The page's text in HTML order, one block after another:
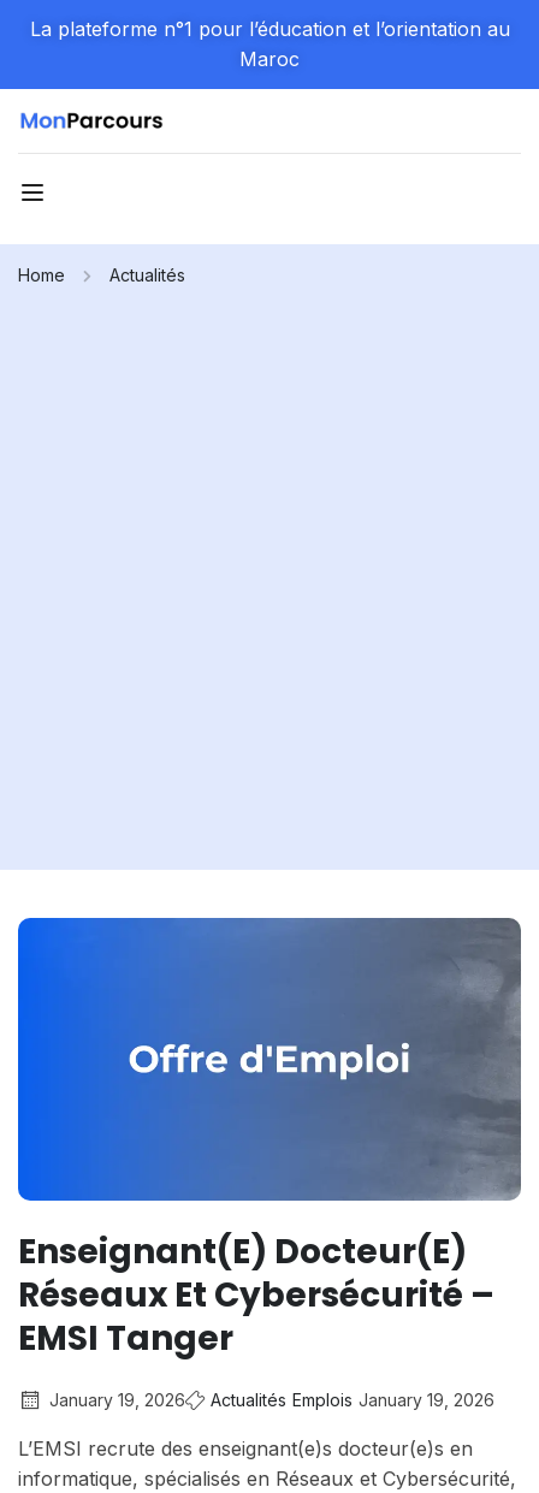
La plateforme n°1 pour l’éducation et l’orientation au
Maroc
Home Actualités
Enseignant(e) Docteur(e)
Réseaux Et Cybersécurité –
EMSI Tanger
January 19, 2026 Actualités Emplois January 19, 2026
L’EMSI recrute des enseignant(e)s docteur(e)s en
informatique, spécialisés en Réseaux et Cybersécurité,